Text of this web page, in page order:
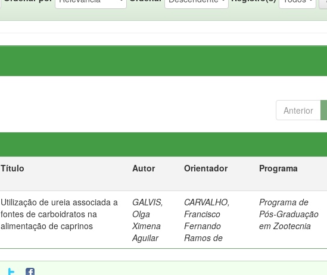
Anterior
Título Autor Orientador Programa
Utilização de ureia associada a
fontes de carboidratos na
alimentação de caprinos
GALVIS,
Olga
Ximena
Aguilar
CARVALHO,
Francisco
Fernando
Ramos de
Programa de
Pós-Graduação
em Zootecnia